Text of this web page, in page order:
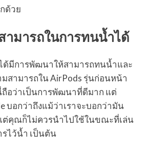
ด้วย
ามารถในการทนน้ำได้
ด้มีการพัฒนาให้สามารถทนน้ำและ
มสามารถใน AirPods รุ่นก่อนหน้า
อว่าเป็นการพัฒนาที่ดีมาก แต่
บอกว่าถึงแม้ว่าเราจะบอกว่ามัน
ต่คุณก็ไม่ควรนำไปใช้ในขณะที่เล่น
รไว้น้ำ เป็นต้น